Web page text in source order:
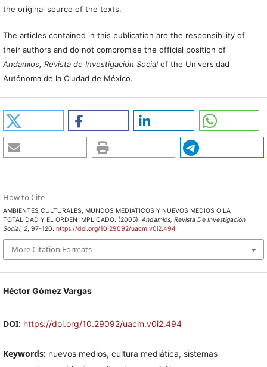
Héctor Gómez Vargas
DOI: https://doi.org/10.29092/uacm.v0i2.494
Keywords: nuevos medios, cultura mediática, sistemas
the original source of the texts.
The articles contained in this publication are the responsibility of
their authors and do not compromise the official position of
Andamios, Revista de Investigación Social of the Universidad
Autónoma de la Ciudad de México.
How to Cite
AMBIENTES CULTURALES, MUNDOS MEDIÁTICOS Y NUEVOS MEDIOS O LA
TOTALIDAD Y EL ORDEN IMPLICADO. (2005). Andamios, Revista De Investigación
Social, 2, 97-120. https://doi.org/10.29092/uacm.v0i2.494
More Citation Formats